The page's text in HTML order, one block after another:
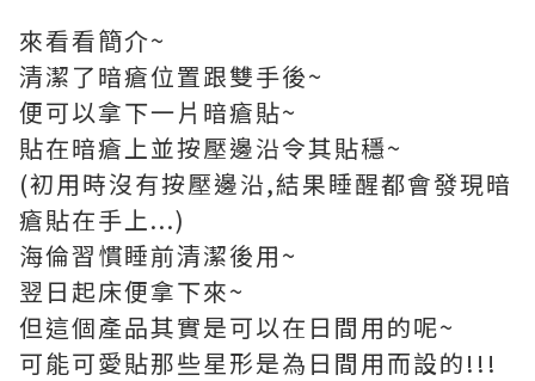
來看看簡介~
清潔了暗瘡位置跟雙手後~
便可以拿下一片暗瘡貼~
貼在暗瘡上並按壓邊沿令其貼穩~
(初用時沒有按壓邊沿,結果睡醒都會發現暗
瘡貼在手上...)
海倫習慣睡前清潔後用~
翌日起床便拿下來~
但這個產品其實是可以在日間用的呢~
可能可愛貼那些星形是為日間用而設的!!!